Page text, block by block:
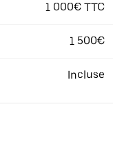
1 000€ TTC
1 500€
Incluse